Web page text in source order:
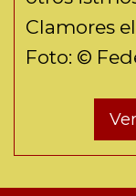
Clamores
Foto: ©